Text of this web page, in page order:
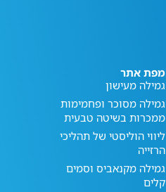
מפת אתר
גמילה מעישון
גמילה מסוכר ופחמימות
ממכרות בשיטה טבעית
ליווי הוליסטי של תהליכי
הרזייה
גמילה מקנאביס וסמים
קלים